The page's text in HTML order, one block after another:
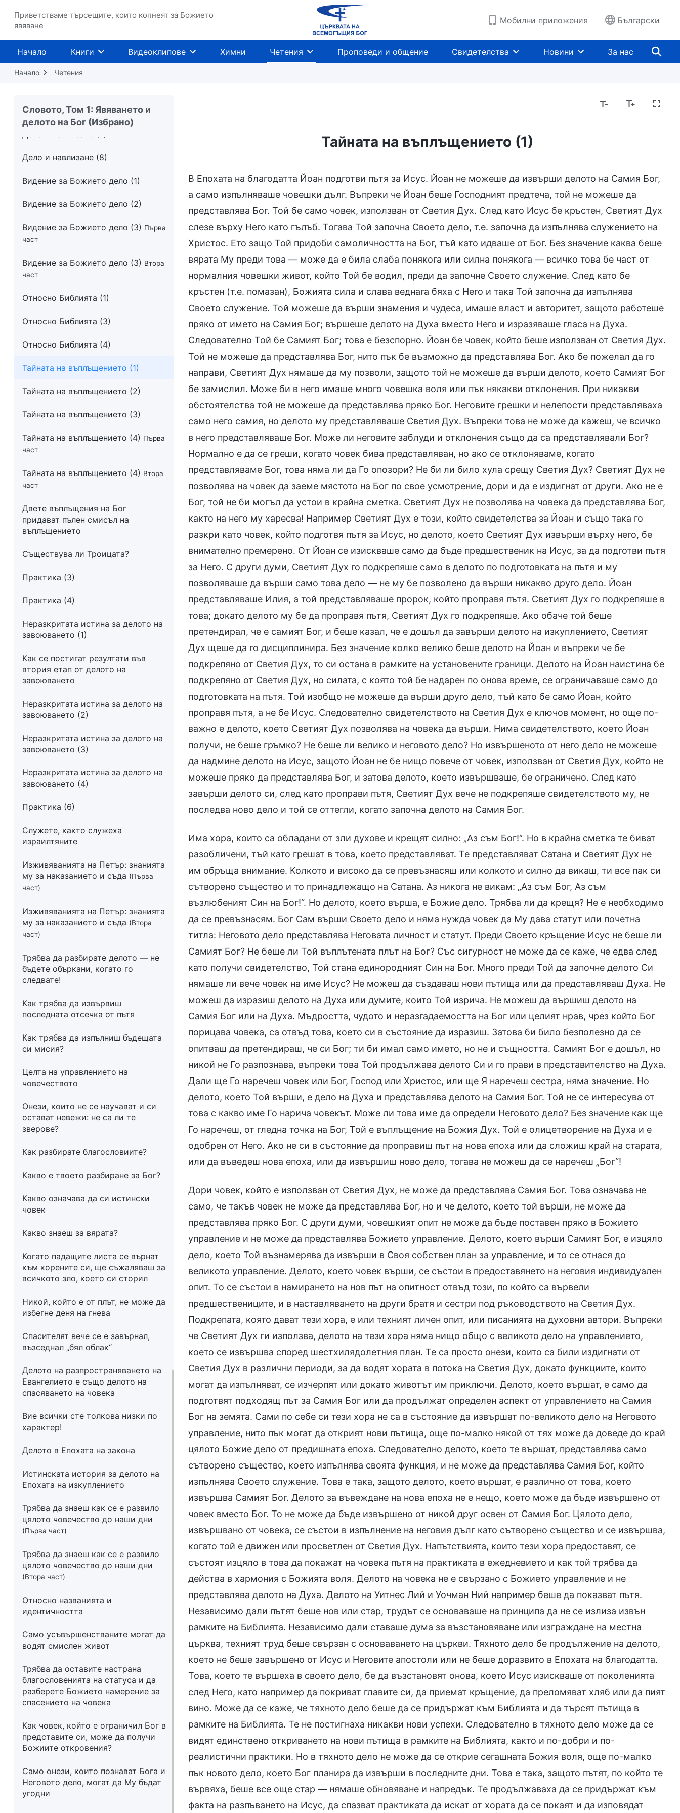
Приветстваме търсещите, които копнеят за Божието
явяване
Мобилни приложения Български
Начало Книги Видеоклипове Химни Четения Проповеди и общение Свидетелства Новини За нас
Начало Четения
Словото, Том 1: Явяването и
делото на Бог (Избрано)
означава да си във вражда с Бог
Всички, които не познават Бог, са
хора, които се противопоставят на
Бог
Дело и навлизане (3)
Дело и навлизане (7)
Дело и навлизане (8)
Видение за Божието дело (1)
Видение за Божието дело (2)
Видение за Божието дело (3) Първа
част
Видение за Божието дело (3) Втора
част
Относно Библията (1)
Относно Библията (3)
Относно Библията (4)
Тайната на въплъщението (1)
Тайната на въплъщението (2)
Тайната на въплъщението (3)
Тайната на въплъщението (4) Първа
част
Тайната на въплъщението (4) Втора
част
Двете въплъщения на Бог
придават пълен смисъл на
въплъщението
Съществува ли Троицата?
Практика (3)
Практика (4)
Неразкритата истина за делото на
завоюването (1)
Как се постигат резултати във
втория етап от делото на
завоюването
Неразкритата истина за делото на
завоюването (2)
Неразкритата истина за делото на
завоюването (3)
Неразкритата истина за делото на
завоюването (4)
Практика (6)
Служете, както служеха
израилтяните
Изживяванията на Петър: знанията
му за наказанието и съда (Първа
част)
Изживяванията на Петър: знанията
му за наказанието и съда (Втора
част)
Трябва да разбирате делото — не
бъдете объркани, когато го
следвате!
Как трябва да извървиш
последната отсечка от пътя
Как трябва да изпълниш бъдещата
си мисия?
Целта на управлението на
човечеството
Онези, които не се научават и си
остават невежи: не са ли те
зверове?
Как разбирате благословиите?
Какво е твоето разбиране за Бог?
Какво означава да си истински
човек
Какво знаеш за вярата?
Когато падащите листа се върнат
към корените си, ще съжаляваш за
всичкото зло, което си сторил
Никой, който е от плът, не може да
избегне деня на гнева
Спасителят вече се е завърнал,
възседнал „бял облак“
Делото на разпространяването на
Евангелието е също делото на
спасяването на човека
Вие всички сте толкова низки по
характер!
Делото в Епохата на закона
Истинската история за делото на
Епохата на изкуплението
Трябва да знаеш как се е развило
цялото човечество до наши дни
(Първа част)
Трябва да знаеш как се е развило
цялото човечество до наши дни
(Втора част)
Относно названията и
идентичността
Само усъвършенстваните могат да
водят смислен живот
Трябва да оставите настрана
благословенията на статуса и да
разберете Божието намерение за
спасението на човека
Как човек, който е ограничил Бог в
представите си, може да получи
Божиите откровения?
Само онези, които познават Бога и
Неговото дело, могат да Му бъдат
угодни
Тайната на въплъщението (1)
В Епохата на благодатта Йоан подготви пътя за Исус. Йоан не можеше да извърши делото на Самия Бог,
а само изпълняваше човешки дълг. Въпреки че Йоан беше Господният предтеча, той не можеше да
представлява Бог. Той бе само човек, използван от Светия Дух. След като Исус бе кръстен, Светият Дух
слезе върху Него като гълъб. Тогава Той започна Своето дело, т.е. започна да изпълнява служението на
Христос. Ето защо Той придоби самоличността на Бог, тъй като идваше от Бог. Без значение каква беше
вярата Му преди това — може да е била слаба понякога или силна понякога — всичко това бе част от
нормалния човешки живот, който Той бе водил, преди да започне Своето служение. След като бе
кръстен (т.е. помазан), Божията сила и слава веднага бяха с Него и така Той започна да изпълнява
Своето служение. Той можеше да върши знамения и чудеса, имаше власт и авторитет, защото работеше
пряко от името на Самия Бог; вършеше делото на Духа вместо Него и изразяваше гласа на Духа.
Следователно Той бе Самият Бог; това е безспорно. Йоан бе човек, който беше използван от Светия Дух.
Той не можеше да представлява Бог, нито пък бе възможно да представлява Бог. Ако бе пожелал да го
направи, Светият Дух нямаше да му позволи, защото той не можеше да върши делото, което Самият Бог
бе замислил. Може би в него имаше много човешка воля или пък някакви отклонения. При никакви
обстоятелства той не можеше да представлява пряко Бог. Неговите грешки и нелепости представляваха
само него самия, но делото му представляваше Светия Дух. Въпреки това не може да кажеш, че всичко
в него представляваше Бог. Може ли неговите заблуди и отклонения също да са представлявали Бог?
Нормално е да се греши, когато човек бива представляван, но ако се отклоняваме, когато
представляваме Бог, това няма ли да Го опозори? Не би ли било хула срещу Светия Дух? Светият Дух не
позволява на човек да заеме мястото на Бог по свое усмотрение, дори и да е издигнат от други. Ако не е
Бог, той не би могъл да устои в крайна сметка. Светият Дух не позволява на човека да представлява Бог,
както на него му харесва! Например Светият Дух е този, който свидетелства за Йоан и също така го
разкри като човек, който подготвя пътя за Исус, но делото, което Светият Дух извърши върху него, бе
внимателно премерено. От Йоан се изискваше само да бъде предшественик на Исус, за да подготви пътя
за Него. С други думи, Светият Дух го подкрепяше само в делото по подготовката на пътя и му
позволяваше да върши само това дело — не му бе позволено да върши никакво друго дело. Йоан
представляваше Илия, а той представляваше пророк, който проправя пътя. Светият Дух го подкрепяше в
това; докато делото му бе да проправя пътя, Светият Дух го подкрепяше. Ако обаче той беше
претендирал, че е самият Бог, и беше казал, че е дошъл да завърши делото на изкуплението, Светият
Дух щеше да го дисциплинира. Без значение колко велико беше делото на Йоан и въпреки че бе
подкрепяно от Светия Дух, то си остана в рамките на установените граници. Делото на Йоан наистина бе
подкрепяно от Светия Дух, но силата, с която той бе надарен по онова време, се ограничаваше само до
подготовката на пътя. Той изобщо не можеше да върши друго дело, тъй като бе само Йоан, който
проправя пътя, а не бе Исус. Следователно свидетелството на Светия Дух е ключов момент, но още по-
важно е делото, което Светият Дух позволява на човека да върши. Нима свидетелството, което Йоан
получи, не беше гръмко? Не беше ли велико и неговото дело? Но извършеното от него дело не можеше
да надмине делото на Исус, защото Йоан не бе нищо повече от човек, използван от Светия Дух, който не
можеше пряко да представлява Бог, и затова делото, което извършваше, бе ограничено. След като
завърши делото си, след като проправи пътя, Светият Дух вече не подкрепяше свидетелството му, не
последва ново дело и той се оттегли, когато започна делото на Самия Бог.
Има хора, които са обладани от зли духове и крещят силно: „Аз съм Бог!“. Но в крайна сметка те биват
разобличени, тъй като грешат в това, което представляват. Те представляват Сатана и Светият Дух не
им обръща внимание. Колкото и високо да се превъзнасяш или колкото и силно да викаш, ти все пак си
сътворено същество и то принадлежащо на Сатана. Аз никога не викам: „Аз съм Бог, Аз съм
възлюбеният Син на Бог!“. Но делото, което върша, е Божие дело. Трябва ли да крещя? Не е необходимо
да се превъзнасям. Бог Сам върши Своето дело и няма нужда човек да Му дава статут или почетна
титла: Неговото дело представлява Неговата личност и статут. Преди Своето кръщение Исус не беше ли
Самият Бог? Не беше ли Той въплътената плът на Бог? Със сигурност не може да се каже, че едва след
като получи свидетелство, Той стана единородният Син на Бог. Много преди Той да започне делото Си
нямаше ли вече човек на име Исус? Не можеш да създаваш нови пътища или да представляваш Духа. Не
можеш да изразиш делото на Духа или думите, които Той изрича. Не можеш да вършиш делото на
Самия Бог или на Духа. Мъдростта, чудото и неразгадаемостта на Бог или целият нрав, чрез който Бог
порицава човека, са отвъд това, което си в състояние да изразиш. Затова би било безполезно да се
опитваш да претендираш, че си Бог; ти би имал само името, но не и същността. Самият Бог е дошъл, но
никой не Го разпознава, въпреки това Той продължава делото Си и го прави в представителство на Духа.
Дали ще Го наречеш човек или Бог, Господ или Христос, или ще Я наречеш сестра, няма значение. Но
делото, което Той върши, е дело на Духа и представлява делото на Самия Бог. Той не се интересува от
това с какво име Го нарича човекът. Може ли това име да определи Неговото дело? Без значение как ще
Го наречеш, от гледна точка на Бог, Той е въплъщение на Божия Дух. Той е олицетворение на Духа и е
одобрен от Него. Ако не си в състояние да проправиш път на нова епоха или да сложиш край на старата,
или да въведеш нова епоха, или да извършиш ново дело, тогава не можеш да се наречеш „Бог“!
Дори човек, който е използван от Светия Дух, не може да представлява Самия Бог. Това означава не
само, че такъв човек не може да представлява Бог, но и че делото, което той върши, не може да
представлява пряко Бог. С други думи, човешкият опит не може да бъде поставен пряко в Божието
управление и не може да представлява Божието управление. Делото, което върши Самият Бог, е изцяло
дело, което Той възнамерява да извърши в Своя собствен план за управление, и то се отнася до
великото управление. Делото, което човек върши, се състои в предоставянето на неговия индивидуален
опит. То се състои в намирането на нов път на опитност отвъд този, по който са вървели
предшествениците, и в наставляването на други братя и сестри под ръководството на Светия Дух.
Подкрепата, която дават тези хора, е или техният личен опит, или писанията на духовни автори. Въпреки
че Светият Дух ги използва, делото на тези хора няма нищо общо с великото дело на управлението,
което се извършва според шестхилядолетния план. Те са просто онези, които са били издигнати от
Светия Дух в различни периоди, за да водят хората в потока на Светия Дух, докато функциите, които
могат да изпълняват, се изчерпят или докато животът им приключи. Делото, което вършат, е само да
подготвят подходящ път за Самия Бог или да продължат определен аспект от управлението на Самия
Бог на земята. Сами по себе си тези хора не са в състояние да извършат по-великото дело на Неговото
управление, нито пък могат да открият нови пътища, още по-малко някой от тях може да доведе до край
цялото Божие дело от предишната епоха. Следователно делото, което те вършат, представлява само
сътворено същество, което изпълнява своята функция, и не може да представлява Самия Бог, който
изпълнява Своето служение. Това е така, защото делото, което вършат, е различно от това, което
извършва Самият Бог. Делото за въвеждане на нова епоха не е нещо, което може да бъде извършено от
човек вместо Бог. То не може да бъде извършено от никой друг освен от Самия Бог. Цялото дело,
извършвано от човека, се състои в изпълнение на неговия дълг като сътворено същество и се извършва,
когато той е движен или просветлен от Светия Дух. Напътствията, които тези хора предоставят, се
състоят изцяло в това да покажат на човека пътя на практиката в ежедневието и как той трябва да
действа в хармония с Божията воля. Делото на човека не е свързано с Божието управление и не
представлява делото на Духа. Делото на Уитнес Лий и Уочман Ний например беше да показват пътя.
Независимо дали пътят беше нов или стар, трудът се основаваше на принципа да не се излиза извън
рамките на Библията. Независимо дали ставаше дума за възстановяване или изграждане на местна
църква, техният труд беше свързан с основаването на църкви. Тяхното дело бе продължение на делото,
което не беше завършено от Исус и Неговите апостоли или не беше доразвито в Епохата на благодатта.
Това, което те вършеха в своето дело, бе да възстановят онова, което Исус изискваше от поколенията
след Него, като например да покриват главите си, да приемат кръщение, да преломяват хляб или да пият
вино. Може да се каже, че тяхното дело беше да се придържат към Библията и да търсят пътища в
рамките на Библията. Те не постигнаха никакви нови успехи. Следователно в тяхното дело може да се
видят единствено откриването на нови пътища в рамките на Библията, както и по-добри и по-
реалистични практики. Но в тяхното дело не може да се открие сегашната Божия воля, още по-малко
пък новото дело, което Бог планира да извърши в последните дни. Това е така, защото пътят, по който те
вървяха, беше все още стар — нямаше обновяване и напредък. Те продължаваха да се придържат към
факта на разпъването на Исус, да спазват практиката да искат от хората да се покаят и да изповядат